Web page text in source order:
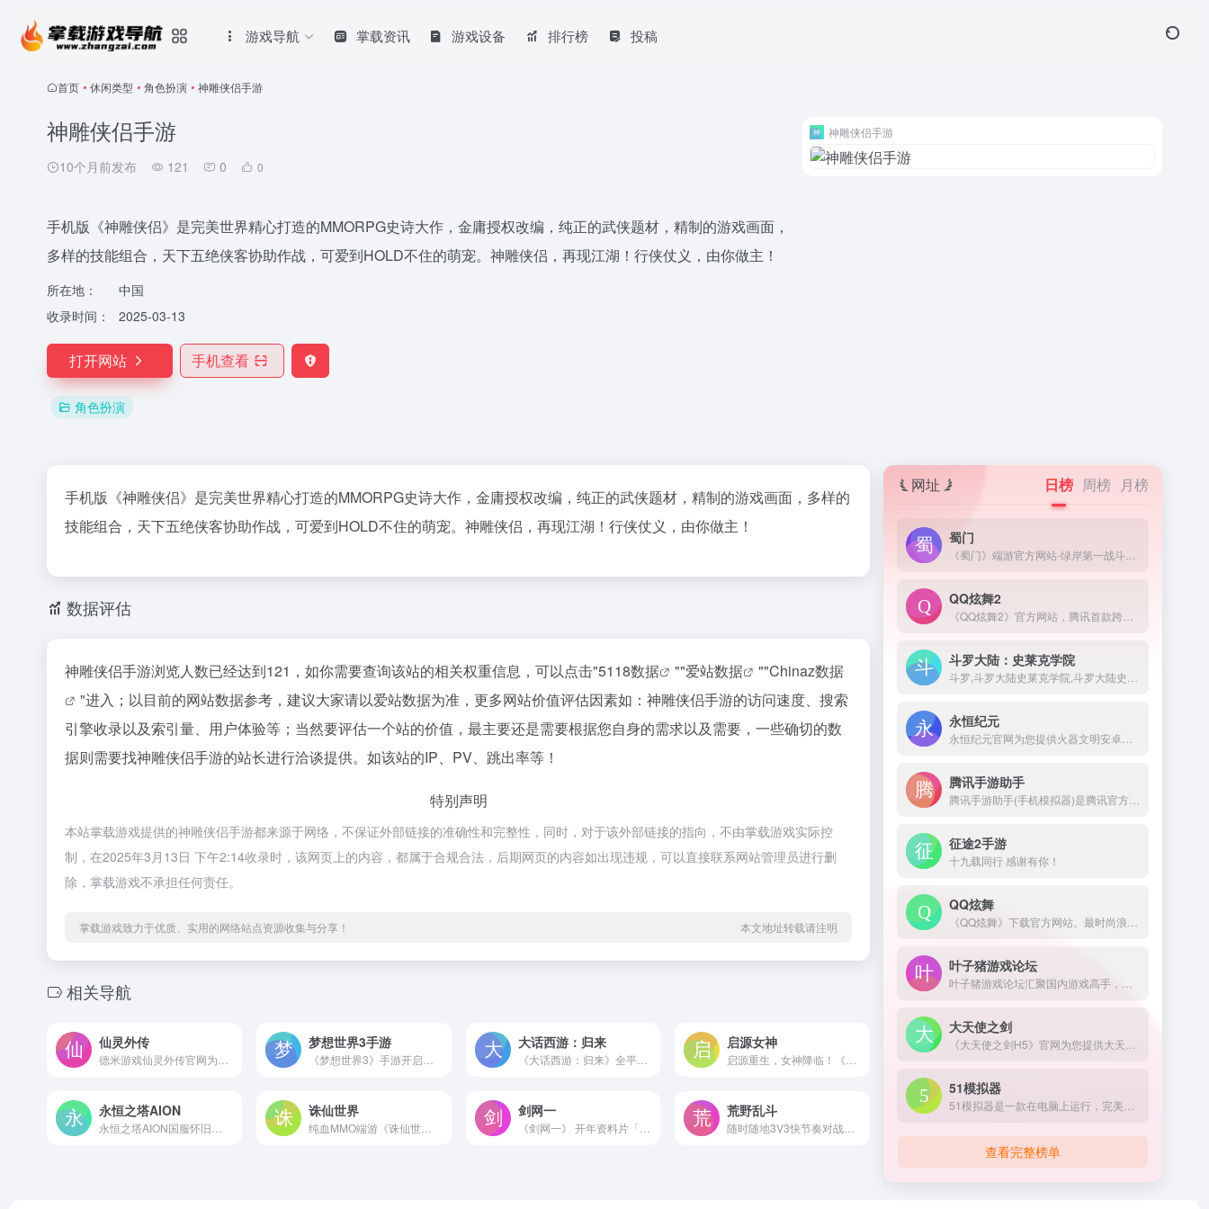
游戏导航 掌载资讯 游戏设备 排行榜 投稿
首页 • 休闲类型 • 角色扮演 • 神雕侠侣手游
神雕侠侣手游
10个月前发布 121 0 0
手机版《神雕侠侣》是完美世界精心打造的MMORPG史诗大作，金庸授权改编，纯正的武侠题材，精制的游戏画面，
多样的技能组合，天下五绝侠客协助作战，可爱到HOLD不住的萌宠。神雕侠侣，再现江湖！行侠仗义，由你做主！
所在地：
中国
收录时间：
2025-03-13
打开网站 手机查看
角色扮演
神雕侠侣手游
手机版《神雕侠侣》是完美世界精心打造的MMORPG史诗大作，金庸授权改编，纯正的武侠题材，精制的游戏画面，多样的
技能组合，天下五绝侠客协助作战，可爱到HOLD不住的萌宠。神雕侠侣，再现江湖！行侠仗义，由你做主！
数据评估
神雕侠侣手游浏览人数已经达到121，如你需要查询该站的相关权重信息，可以点击"5118数据 ""爱站数据 ""Chinaz数据
"进入；以目前的网站数据参考，建议大家请以爱站数据为准，更多网站价值评估因素如：神雕侠侣手游的访问速度、搜索
引擎收录以及索引量、用户体验等；当然要评估一个站的价值，最主要还是需要根据您自身的需求以及需要，一些确切的数
据则需要找神雕侠侣手游的站长进行洽谈提供。如该站的IP、PV、跳出率等！
特别声明
本站掌载游戏提供的神雕侠侣手游都来源于网络，不保证外部链接的准确性和完整性，同时，对于该外部链接的指向，不由掌载游戏实际控
制，在2025年3月13日 下午2:14收录时，该网页上的内容，都属于合规合法，后期网页的内容如出现违规，可以直接联系网站管理员进行删
除，掌载游戏不承担任何责任。
掌载游戏致力于优质、实用的网络站点资源收集与分享！ 本文地址转载请注明
相关导航
仙灵外传 梦想世界3手游 大话西游：归来
《大话西游：归来》全平台公测开启！登录送VIP5，上线领橙色神兽，海量仙玉等公测福利即将解锁！全新的大话江湖，期待少侠归来！
启源女神
永恒之塔AION 诛仙世界
纯血MMO端游《诛仙世界》，将于12月19日震撼公测！游戏坚守端游初心，专为MMO热爱者打造，充分发挥PC性能优势，力求为玩家提供深度、沉浸且高质量的仙侠体验。 公测坚定采用时长付费模式，月卡仅需42元，不卖数值，赛季制运营，只为和玩家共同营造良好游戏生态。在这里，你可以畅享百人大战的激情、秘境开荒的刺激、云海御剑的自由，无论是PVP、P...
剑网一 荒野乱斗
网址 日榜 周榜 月榜
蜀门
QQ炫舞2
斗罗大陆：史莱克学院
永恒纪元
腾讯手游助手
征途2手游
十九载同行 感谢有你！
QQ炫舞
叶子猪游戏论坛
大天使之剑
51模拟器
查看完整榜单